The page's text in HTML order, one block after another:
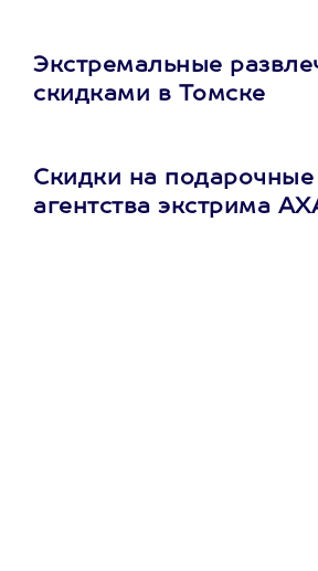
Экстремальные
скидками в Томске
Скидки на
агентства экстрима